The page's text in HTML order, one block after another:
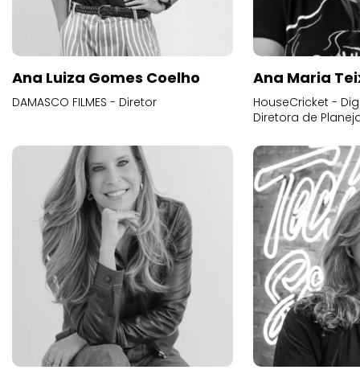
Ana Luiza Gomes Coelho
DAMASCO FILMES - Diretor
Ana Maria
HouseCricket -
Diretora de